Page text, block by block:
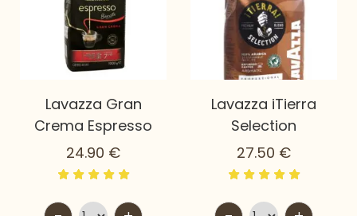
Lavazza Gran
Crema Espresso
24.90 €
Lavazza iTierra
Selection
27.50 €